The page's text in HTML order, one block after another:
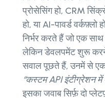
प्रोसेसिंग हो, CRM
हो, या AI-पावर्ड
निर्भर करते हैं जो एक
लेकिन डेवलपमेंट शुरू
सवाल पूछते हैं, उनमें से
“कस्टम API इंटीग्रेशन
इसका जवाब सिर्फ़ दो